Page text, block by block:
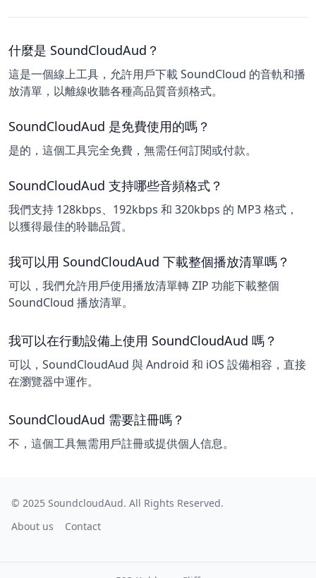
什麼是 SoundCloudAud？
這是一個線上工具，允許用戶下載 SoundCloud 的音軌和播
放清單，以離線收聽各種高品質音頻格式。
SoundCloudAud 是免費使用的嗎？
是的，這個工具完全免費，無需任何訂閱或付款。
SoundCloudAud 支持哪些音頻格式？
我們支持 128kbps、192kbps 和 320kbps 的 MP3 格式，
以獲得最佳的聆聽品質。
我可以用 SoundCloudAud 下載整個播放清單嗎？
可以，我們允許用戶使用播放清單轉 ZIP 功能下載整個
SoundCloud 播放清單。
我可以在行動設備上使用 SoundCloudAud 嗎？
可以，SoundCloudAud 與 Android 和 iOS 設備相容，直接
在瀏覽器中運作。
SoundCloudAud 需要註冊嗎？
不，這個工具無需用戶註冊或提供個人信息。
© 2025 SoundcloudAud. All Rights Reserved.
About us
Contact